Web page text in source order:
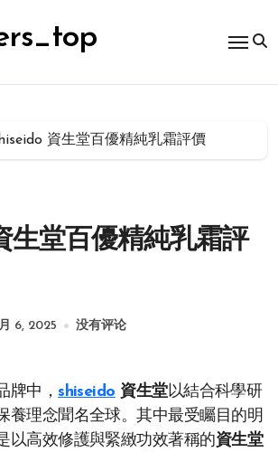
資生堂百優精純乳霜評價
生堂百優精純乳霜評
月 6, 2025 没有评论
牌中，shiseido 資生堂以結合科學研
養理念聞名全球。其中最受矚目的明
以高效修護與緊緻功效著稱的資生堂